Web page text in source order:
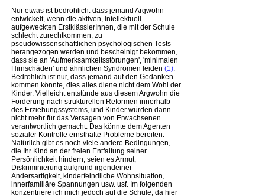
Nur etwas ist bedrohlich: dass jemand Argwohn
entwickelt, wenn die aktiven, intellektuell
aufgeweckten ErstklässlerInnen, die mit der Schule
schlecht zurechtkommen, zu
pseudowissenschaftlichen psychologischen Tests
herangezogen werden und bescheinigt bekommen,
dass sie an 'Aufmerksamkeitsstörungen', 'minimalen
Hirnschäden' und ähnlichen Syndromen leiden (1).
Bedrohlich ist nur, dass jemand auf den Gedanken
kommen könnte, dies alles diene nicht dem Wohl der
Kinder. Vielleicht entstünde aus diesem Argwohn die
Forderung nach strukturellen Reformen innerhalb
des Erziehungssystems, und Kinder würden dann
nicht mehr für das Versagen von Erwachsenen
verantwortlich gemacht. Das könnte dem Agenten
sozialer Kontrolle ernsthafte Probleme bereiten.
Natürlich gibt es noch viele andere Bedingungen,
die Ihr Kind an der freien Entfaltung seiner
Persönlichkeit hindern, seien es Armut,
Diskriminierung aufgrund irgendeiner
Andersartigkeit, kinderfeindliche Wohnsituation,
innerfamiliäre Spannungen usw. usf. Im folgenden
konzentriere ich mich jedoch auf die Schule, da hier